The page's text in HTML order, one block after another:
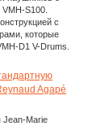
S100.
с
которые
D1 V-Drums.
Agapé
Jean-Marie